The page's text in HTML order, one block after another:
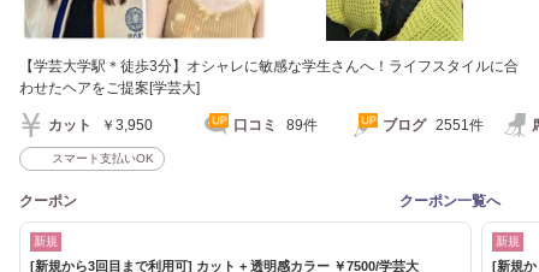
【学芸大学駅＊徒歩3分】オシャレに敏感な学生さんへ！ライフスタイルに合
わせたヘアをご提案[学芸大]
カット ￥3,950 口コミ 89件 ブログ 2551件
スマート支払いOK
クーポン クーポン一覧へ
新規
[新規から3回目まで利用可] カット + 透明感カラー ￥7500/学芸大
新規
[新規か